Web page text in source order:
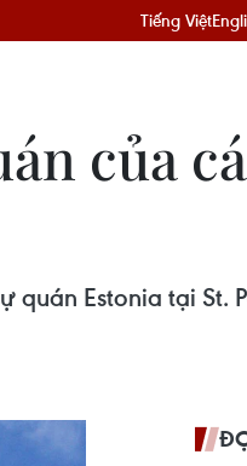
Tiếng Việt
của
quán Estonia tại St.